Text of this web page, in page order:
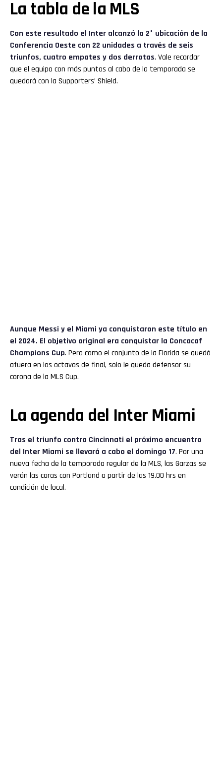
La tabla de la MLS
Con este resultado el Inter alcanzó la 2° ubicación de la
Conferencia Oeste con 22 unidades a través de seis
triunfos, cuatro empates y dos derrotas. Vale recordar
que el equipo con más puntos al cabo de la temporada se
quedará con la Supporters’ Shield.
Aunque Messi y el Miami ya conquistaron este título en
el 2024. El objetivo original era conquistar la Concacaf
Champions Cup. Pero como el conjunto de la Florida se quedó
afuera en los octavos de final, solo le queda defensor su
corona de la MLS Cup.
La agenda del Inter Miami
Tras el triunfo contra Cincinnati el próximo encuentro
del Inter Miami se llevará a cabo el domingo 17. Por una
nueva fecha de la temporada regular de la MLS, las Garzas se
verán las caras con Portland a partir de las 19.00 hrs en
condición de local.